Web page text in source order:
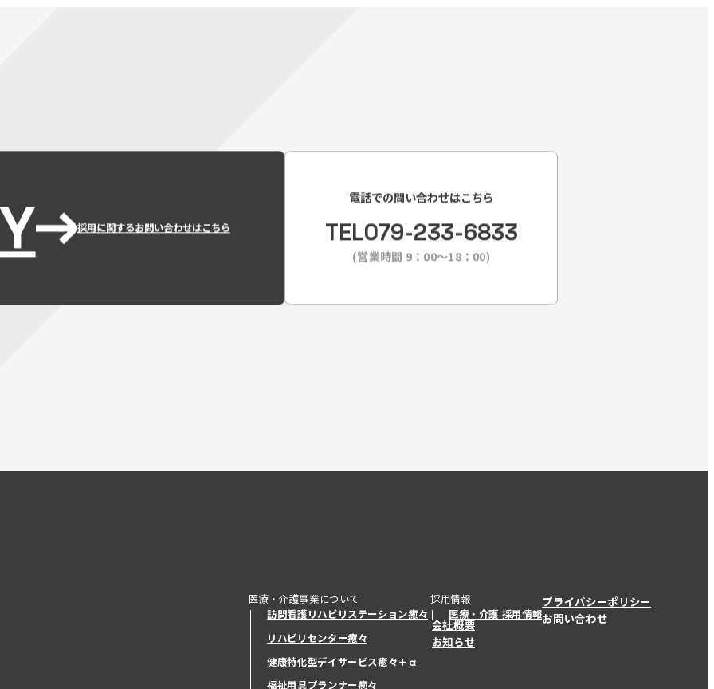
採用に関するお問い合わせはこちら
電話での問い合わせはこちら
TEL079-233-6833
(営業時間 9：00〜18：00)
医療・介護事業について
訪問看護リハビリステーション癒々
リハビリセンター癒々
健康特化型デイサービス癒々＋α
健康特化型デイサービス癒々＋
福祉用具プランナー癒々
採用情報
医療・介護 採用情報
会社概要
お知らせ
プライバシーポリシー
お問い合わせ